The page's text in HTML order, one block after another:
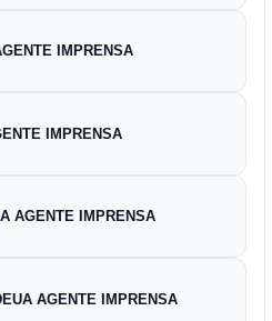
IMPRENSA
IMPRENSA
AGENTE IMPRENSA
AGENTE IMPRENSA